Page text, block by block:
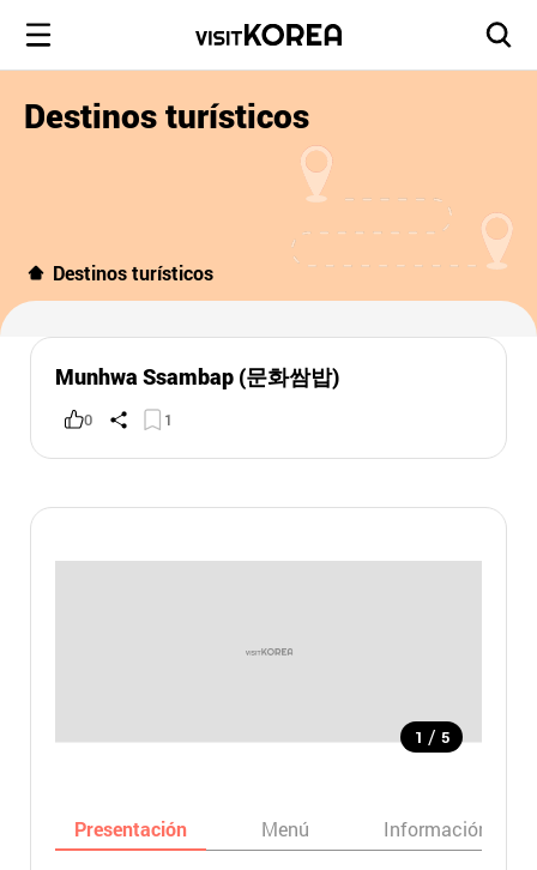
Destinos turísticos
Destinos turísticos
Munhwa Ssambap (문화쌈밥)
0 1
1 / 5
Presentación Menú Información